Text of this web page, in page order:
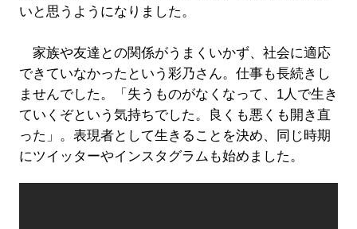
いと思うようになりました。
家族や友達との関係がうまくいかず、社会に適応
できていなかったという彩乃さん。仕事も長続きし
ませんでした。「失うものがなくなって、1人で生き
ていくぞという気持ちでした。良くも悪くも開き直
った」。表現者として生きることを決め、同じ時期
にツイッターやインスタグラムも始めました。